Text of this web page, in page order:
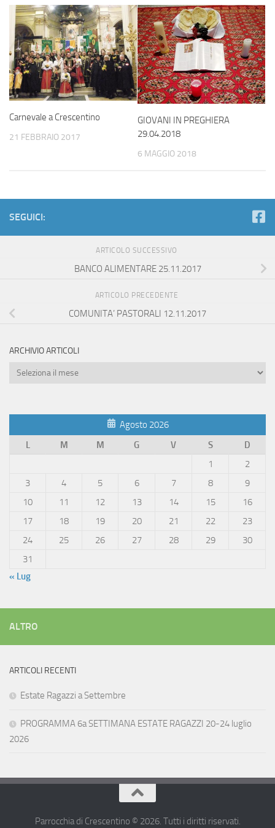
Carnevale a Crescentino
21 FEBBRAIO 2017
GIOVANI IN PREGHIERA
29.04.2018
6 MAGGIO 2018
SEGUICI:
ARTICOLO SUCCESSIVO
BANCO ALIMENTARE 25.11.2017
ARTICOLO PRECEDENTE
COMUNITA’ PASTORALI 12.11.2017
ARCHIVIO ARTICOLI
Archivio
Agosto 2026
L
M M G V S
D
1
2
3
4 5 6 7 8
9
10
11 12 13 14 15
16
17
18 19 20 21 22
23
24
25 26 27 28 29
30
31
« Lug
ALTRO
ARTICOLI RECENTI
Estate Ragazzi a Settembre
PROGRAMMA 6a SETTIMANA ESTATE RAGAZZI 20-24 luglio
2026
Parrocchia di Crescentino © 2026. Tutti i diritti riservati.